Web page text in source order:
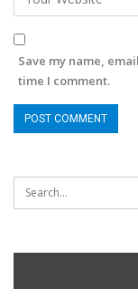
Save my name,
time I comment.